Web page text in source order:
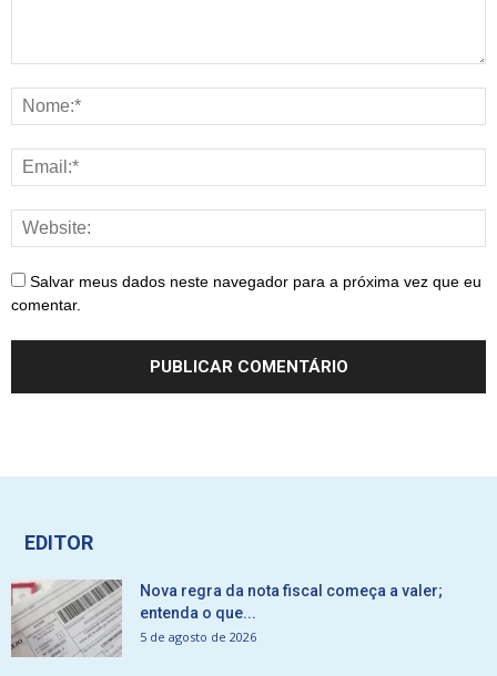
Salvar meus dados neste navegador para a próxima vez que eu
comentar.
EDITOR
Nova regra da nota fiscal começa a valer;
entenda o que...
5 de agosto de 2026